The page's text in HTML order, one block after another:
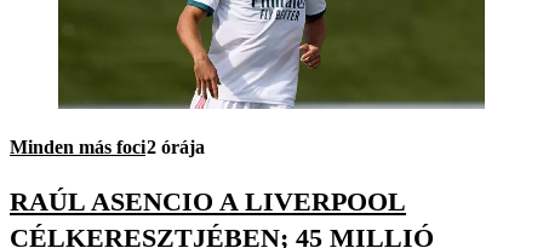
Minden más foci2 órája
RAÚL ASENCIO A LIVERPOOL
CÉLKERESZTJÉBEN; 45 MILLIÓ